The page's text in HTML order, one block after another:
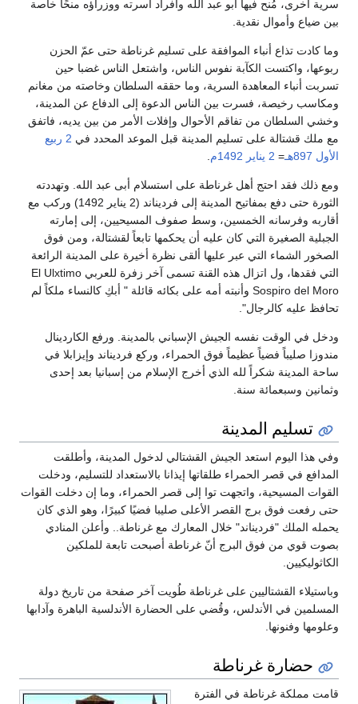
سرية أخرى، مُنح فيها أبو عبد الله وأفراد أسرته ووزراؤه منحًا خاصة
بين ضياع وأموال نقدية.
وما كادت تذاع أنباء الموافقة على تسليم غرناطة حتى عمّ الحزن
ربوعها، واكتست الكآبة نفوس الناس، واشتعل الناس غضبا حين
تسربت أنباء المعاهدة السرية، وما حققه السلطان وخاصته من مغانم
ومكاسب رخيصة، فسرت بين الناس الدعوة إلى الدفاع عن المدينة،
وخشي السلطان من تفاقم الأحوال وإفلات الأمر من بين يديه، فاتفق
مع ملك قشتالة على تسليم المدينة قبل الموعد المحدد في
2 ربيع
الأول 897هـ = 2 يناير 1492م
ومع ذلك فقد احتج أهل غرناطة على استسلام أبى عبد الله. وتهددته
الثورة حتى دفع بمفاتيح المدينة إلى فرديناند (2 يناير 1492) وركب مع
أقاربه وفرسانه الخمسين، وسط صفوف المسيحيين، إلى إمارته
الجبلية الصغيرة التي كان عليه أن يحكمها تابعاً لقشتالة، ومن فوق
الصخور الشماء التي عبر عليها ألقى نظرة أخيرة على المدينة الرائعة
التي فقدها، ول اتزال هذه القنة تسمى آخر زفرة للعربي El Ulxtimo
Sospiro del Moro وأنبته أمه على بكائه قائلة " أبكِ كالنساء ملكاً لم
تحافظ عليه كالرجال".
ودخل في الوقت نفسه الجيش الإسباني بالمدينة. ورفع الكاردينال
مندوزا صليباً فضياً عظيماً فوق الحمراء، وركع فرديناند وإيزابلا في
ساحة المدينة شكراً لله الذي أخرج الإسلام من إسبانيا بعد إحدى
وثمانين وسبعمائة سنة.
تسليم المدينة
وفي هذا اليوم استعد الجيش القشتالي لدخول المدينة، وأطلقت
المدافع في قصر الحمراء طلقاتها إيذانا بالاستعداد للتسليم، ودخلت
القوات المسيحية، واتجهت توا إلى قصر الحمراء، وما إن دخلت القوات
حتى رفعت فوق برج القصر الأعلى صليبا فضيًا كبيرًا، وهو الذي كان
يحمله الملك "فرديناند" خلال المعارك مع غرناطة.. وأعلن المنادي
بصوت قوي من فوق البرج أنّ غرناطة أصبحت تابعة للملكين
الكاثوليكيين.
وباستيلاء القشتاليين على غرناطة طُويت آخر صفحة من تاريخ دولة
المسلمين في الأندلس، وقُضي على الحضارة الأندلسية الباهرة وآدابها
وعلومها وفنونها.
حضارة غرناطة
قامت مملكة غرناطة في الفترة